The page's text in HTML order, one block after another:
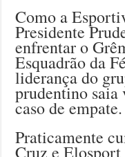
Como a
Presidente
enfrentar o
Esquadrão da
liderança do
prudentino
caso de empate.
Praticamente
Cruz e Elosport